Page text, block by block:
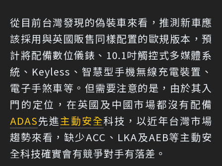
從目前台灣發現的偽裝車來看，推測新車應
該採用與英國販售同樣配置的歐規版本，預
計將配備數位儀錶、10.1吋觸控式多媒體系
統、Keyless、智慧型手機無線充電裝置、
電子手煞車等。但需要注意的是，由於其入
門的定位，在英國及中國市場都沒有配備
ADAS先進主動安全科技，以近年台灣市場
趨勢來看，缺少ACC、LKA及AEB等主動安
全科技確實會有競爭對手有落差。